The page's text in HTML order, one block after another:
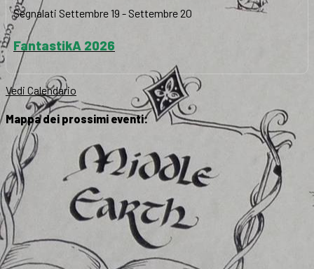
Segnalati Settembre 19 - Settembre 20
FantastikA 2026
Vedi Calendario
Mappa dei prossimi eventi: